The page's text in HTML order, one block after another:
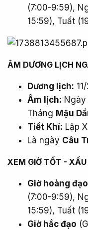
(7:00-9:59),
15:59), Tuất
ÂM DƯƠNG LỊCH
Dương lịch:
Âm lịch:
Tháng Mậu
Tiết Khí: Lập
Là ngày Câu
XEM GIỜ TỐT - XẤU​
Giờ hoàng đạo
(7:00-9:59),
15:59), Tuất
Giờ hắc đạo